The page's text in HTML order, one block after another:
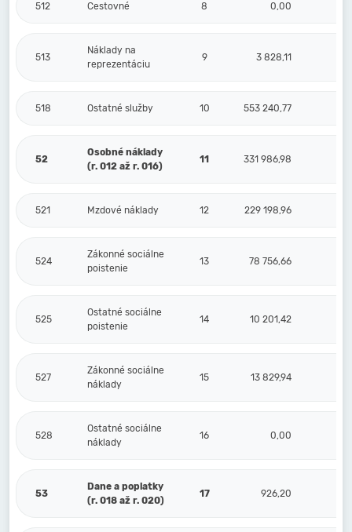
512 Cestovné 8 0,00
513
Náklady na
reprezentáciu
9 3 828,11
518 Ostatné služby 10 553 240,77
52
Osobné náklady
(r. 012 až r. 016)
11 331 986,98
521 Mzdové náklady 12 229 198,96
524
Zákonné sociálne
poistenie
13 78 756,66
525
Ostatné sociálne
poistenie
14 10 201,42
527
Zákonné sociálne
náklady
15 13 829,94
528
Ostatné sociálne
náklady
16 0,00
53
Dane a poplatky
(r. 018 až r. 020)
17 926,20